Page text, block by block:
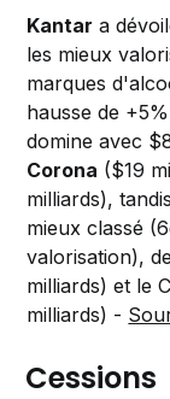
Kantar a
les mieux
marques
hausse de
domine avec
Corona ($19
milliards),
mieux classé
valorisation),
milliards) et le
milliards) -
Cessions